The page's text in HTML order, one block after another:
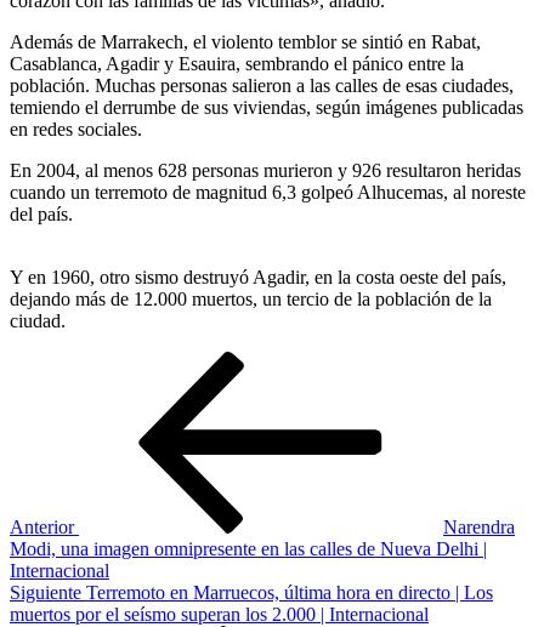
Además de Marrakech, el violento temblor se sintió en Rabat,
Casablanca, Agadir y Esauira, sembrando el pánico entre la
población. Muchas personas salieron a las calles de esas ciudades,
temiendo el derrumbe de sus viviendas, según imágenes publicadas
en redes sociales.
En 2004, al menos 628 personas murieron y 926 resultaron heridas
cuando un terremoto de magnitud 6,3 golpeó Alhucemas, al noreste
del país.
Y en 1960, otro sismo destruyó Agadir, en la costa oeste del país,
dejando más de 12.000 muertos, un tercio de la población de la
ciudad.
Anterior
Narendra
Modi, una imagen omnipresente en las calles de Nueva Delhi |
Internacional
Siguiente
entrada
Siguiente Terremoto en Marruecos, última hora en directo | Los
muertos por el seísmo superan los 2.000 | Internacional